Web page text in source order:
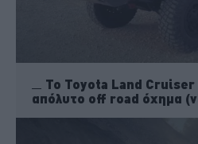
To Toyota Land Cruiser
απόλυτο off road όχημα